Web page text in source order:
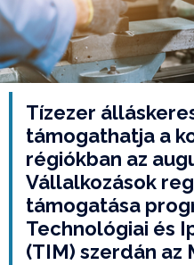
Tízezer
támogathatja a
régiókban az
Vállalkozások
támogatása
Technológiai és
(TIM) szerdán az